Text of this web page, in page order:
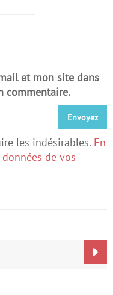
et mon site dans
commentaire.
les indésirables. En
de vos